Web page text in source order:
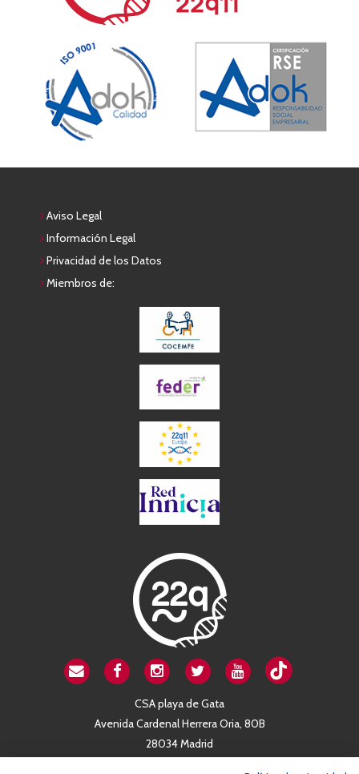
Aviso Legal
Información Legal
Privacidad de los Datos
Miembros de:
CSA playa de Gata
Avenida Cardenal Herrera Oria, 80B
28034 Madrid